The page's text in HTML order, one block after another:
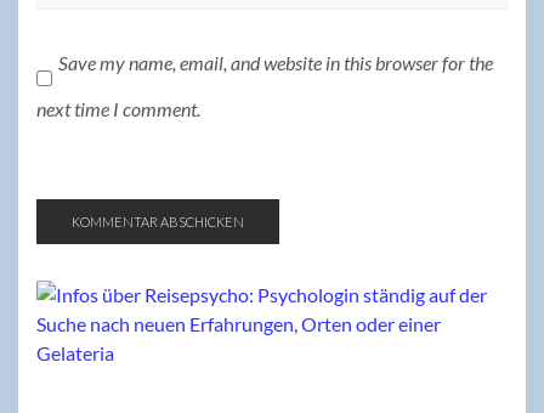
Save my name, email, and website in this browser for the
next time I comment.